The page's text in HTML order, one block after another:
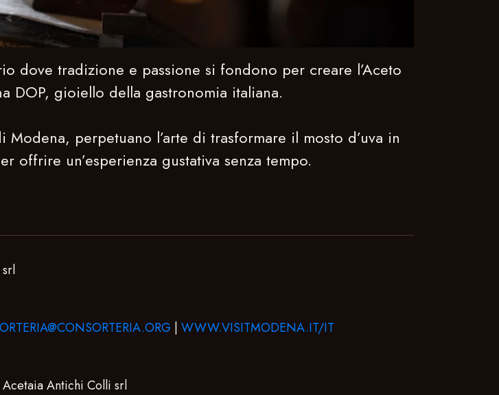
dove tradizione e passione si fondono per creare l’Aceto
DOP, gioiello della gastronomia italiana.
perpetuano l’arte di trasformare il mosto d’uva in
offrire un’esperienza gustativa senza tempo.
| WWW.VISITMODENA.IT/IT
Antichi Colli srl